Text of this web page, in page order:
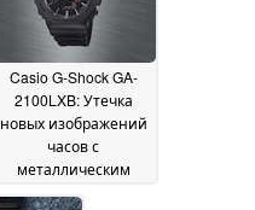
Casio G-Shock GA-
2100LXB: Утечка
новых изображений
часов с
металлическим
акцентом26 May 2026